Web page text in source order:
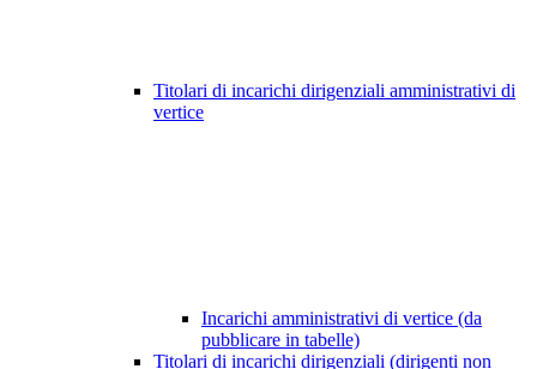
Titolari di incarichi dirigenziali amministrativi di
vertice
Incarichi amministrativi di vertice (da
pubblicare in tabelle)
Titolari di incarichi dirigenziali (dirigenti non